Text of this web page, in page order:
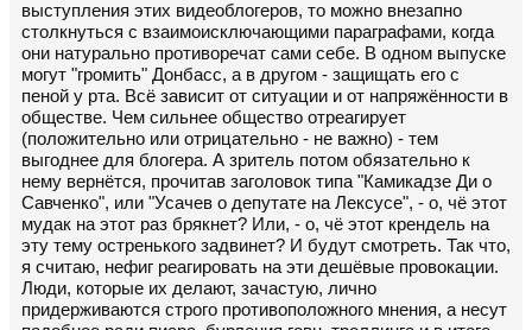
выступления этих видеоблогеров, то можно внезапно
столкнуться с взаимоисключающими параграфами, когда
они натурально противоречат сами себе. В одном выпуске
могут "громить" Донбасс, а в другом - защищать его с
пеной у рта. Всё зависит от ситуации и от напряжённости в
обществе. Чем сильнее общество отреагирует
(положительно или отрицательно - не важно) - тем
выгоднее для блогера. А зритель потом обязательно к
нему вернётся, прочитав заголовок типа "Камикадзе Ди о
Савченко", или "Усачев о депутате на Лексусе", - о, чё этот
мудак на этот раз брякнет? Или, - о, чё этот крендель на
эту тему остренького задвинет? И будут смотреть. Так что,
я считаю, нефиг реагировать на эти дешёвые провокации.
Люди, которые их делают, зачастую, лично
придерживаются строго противоположного мнения, а несут